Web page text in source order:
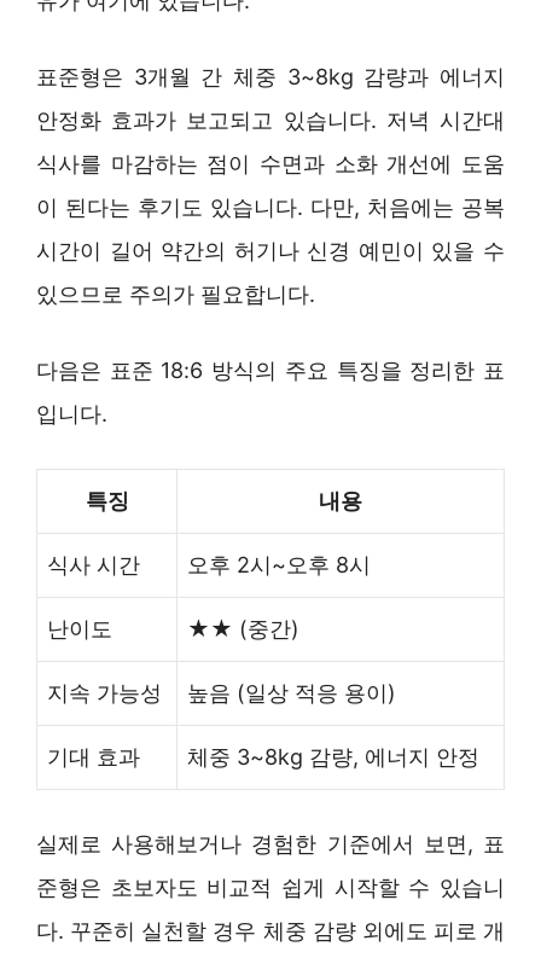
표준형은 3개월 간 체중 3~8kg 감량과 에너지
안정화 효과가 보고되고 있습니다. 저녁 시간대
식사를 마감하는 점이 수면과 소화 개선에 도움
이 된다는 후기도 있습니다. 다만, 처음에는 공복
시간이 길어 약간의 허기나 신경 예민이 있을 수
있으므로 주의가 필요합니다.
다음은 표준 18:6 방식의 주요 특징을 정리한 표
입니다.
특징 내용
식사 시간 오후 2시~오후 8시
난이도 ★★ (중간)
지속 가능성 높음 (일상 적응 용이)
기대 효과 체중 3~8kg 감량, 에너지 안정
실제로 사용해보거나 경험한 기준에서 보면, 표
준형은 초보자도 비교적 쉽게 시작할 수 있습니
다. 꾸준히 실천할 경우 체중 감량 외에도 피로 개